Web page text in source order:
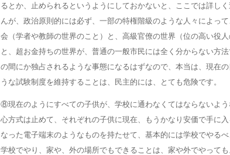
るとか、止められるというようにしておかないと、ここでは詳し
んが、政治原則的には必ず、一部の特権階級のような人々によっ
会（学者や教師の世界のこと）と、高級官僚の世界（位の高い役人
と、超お金持ちの世界が、普通の一般市民には全く分からない方
の間にか独占されるような事態になるはずなので、本当は、現在の
うな試験制度を維持することは、民主的には、とても危険です。
⑧現在のようにすべての子供が、学校に通わなくてはならないよう
心方式は止めて、それぞれの子供に現在、もうかなり安価で手に入
なった電子端末のようなものを持たせて、基本的には学校でやる
学校でやり、家や、外の場所でもできることは、家や外でやって